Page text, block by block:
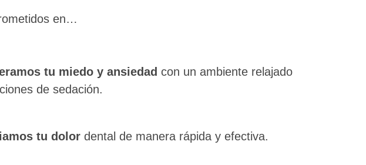
en…
tu miedo y ansiedad con un ambiente relajado
de sedación.
tu dolor dental de manera rápida y efectiva.